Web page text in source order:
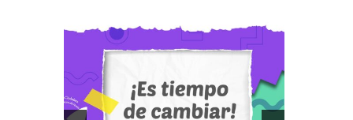
9 enero 2019